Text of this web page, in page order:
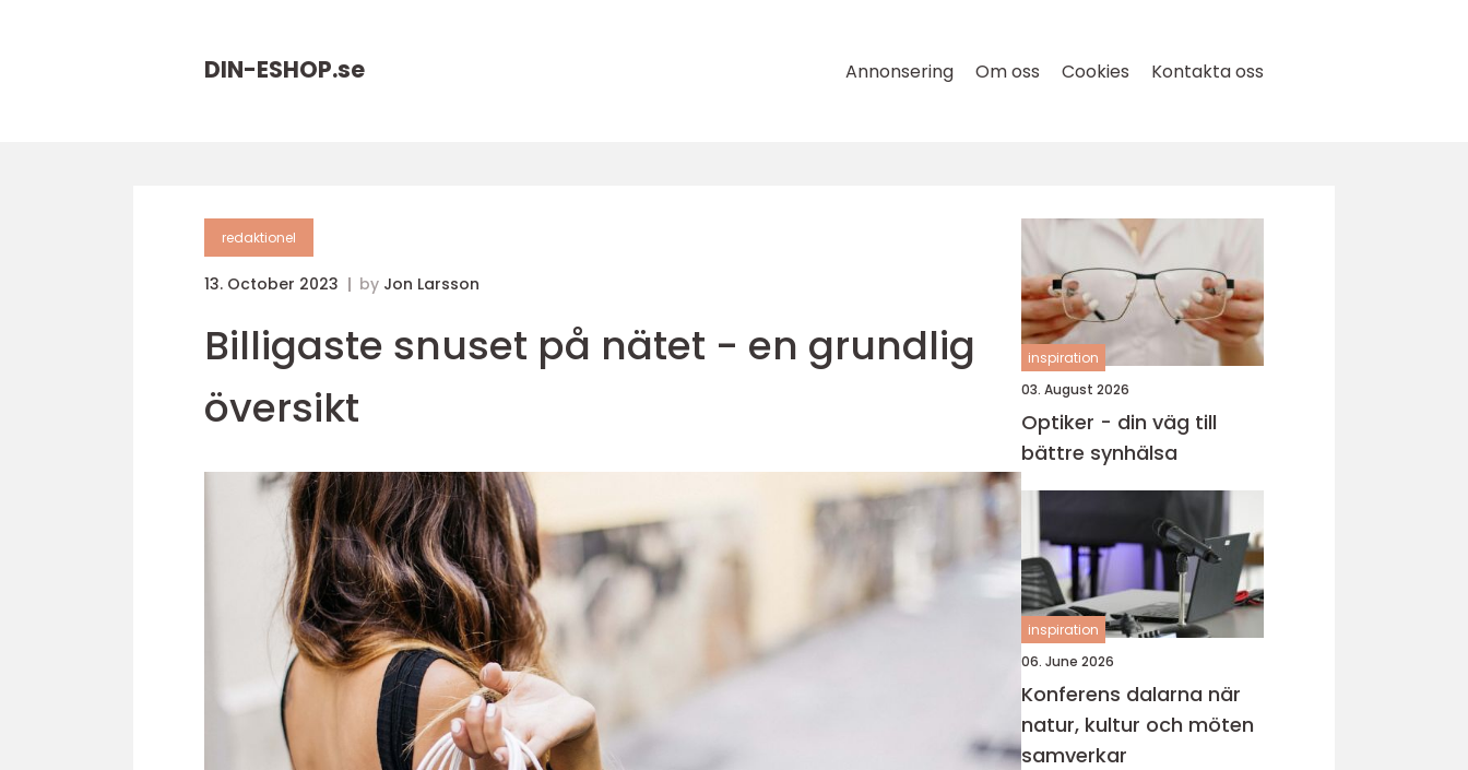
DIN-ESHOP.se Annonsering Om oss Cookies Kontakta oss
redaktionel
13. October 2023 by Jon Larsson
Billigaste snuset på nätet - en grundlig
översikt
inspiration
03. August 2026
Optiker - din väg till
bättre synhälsa
inspiration
06. June 2026
Konferens dalarna när
natur, kultur och möten
samverkar